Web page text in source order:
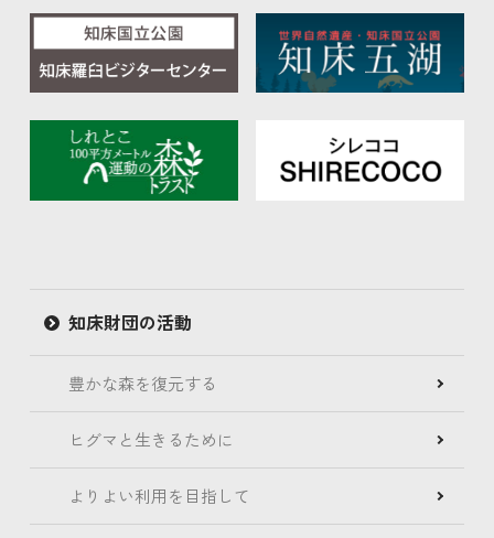
知床財団の活動
豊かな森を復元する
ヒグマと生きるために
よりよい利用を目指して